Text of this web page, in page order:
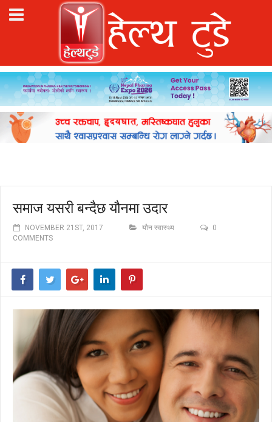
समाज यसरी बन्दैछ यौनमा उदार
NOVEMBER 21ST, 2017 यौन स्वास्थ्य
0
COMMENTS